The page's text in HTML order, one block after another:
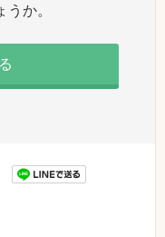
か。